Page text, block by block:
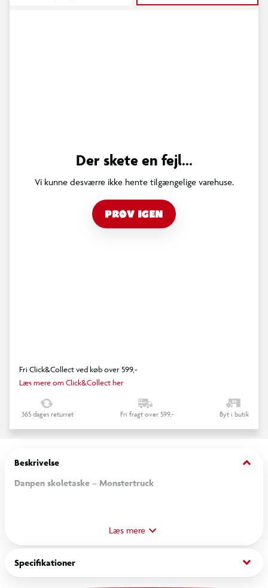
Der skete en fejl...
Vi kunne desværre ikke hente tilgængelige varehuse.
PRØV IGEN
Fri Click&Collect ved køb over 599,-
Læs mere om Click&Collect her
365 dages returret Fri fragt over 599,- Byt i butik
Beskrivelse keyboard_arrow_down
Danpen skoletaske – Monstertruck
både funktionalitet og komfort.
Reflekser for øget synlighed
Læs mere
Specifikationer keyboard_arrow_down